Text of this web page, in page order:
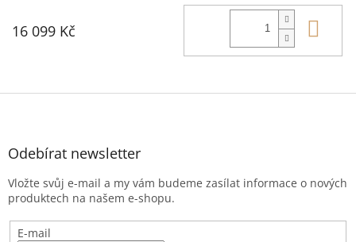
16 099 Kč
Z
Odebírat newsletter
Vložte svůj e-mail a my vám budeme zasílat informace o nových
produktech na našem e-shopu.
E-mail